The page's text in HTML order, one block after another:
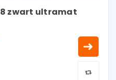
zwart ultramat